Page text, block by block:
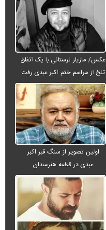
عکس/ مازیار لرستانی با یک اتفاق
تلخ از مراسم ختم اکبر عبدی رفت
اولین تصویر از سنگ قبر اکبر
عبدی در قطعه هنرمندان